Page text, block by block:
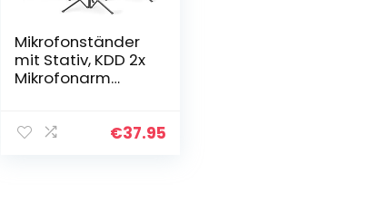
Mikrofonständer
mit Stativ, KDD 2x
Mikrofonarm
Mikrofonstativ mit
€37.95